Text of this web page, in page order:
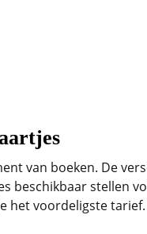
van boeken. De
beschikbaar stellen
voordeligste